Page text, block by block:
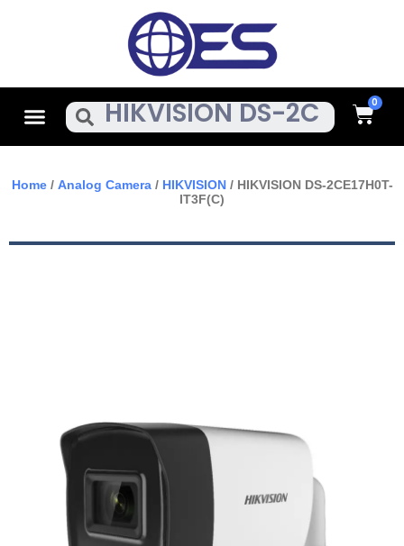
MenuSearch Cart
Home/ Analog Camera/ HIKVISION/ HIKVISION DS-2CE17H0T-
IT3F(C)